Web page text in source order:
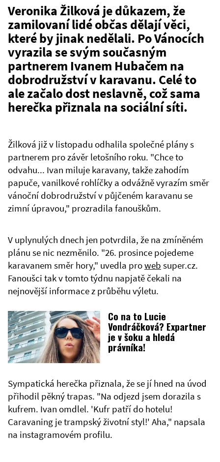
WhatsAppu
Veronika Žilková je důkazem, že
zamilovaní lidé občas dělají věci,
které by jinak nedělali. Po Vánocích
vyrazila se svým současným
partnerem Ivanem Hubačem na
dobrodružství v karavanu. Celé to
ale začalo dost neslavně, což sama
herečka přiznala na sociální síti.
Žilková již v listopadu odhalila společné plány s
partnerem pro závěr letošního roku. "Chce to
odvahu... Ivan miluje karavany, takže zahodím
papuče, vanilkové rohlíčky a odvážně vyrazím směr
vánoční dobrodružství v půjčeném karavanu se
zimní úpravou," prozradila fanouškům.
V uplynulých dnech jen potvrdila, že na zmíněném
plánu se nic nezměnilo. "26. prosince pojedeme
karavanem směr hory," uvedla proweb super.cz.
Fanoušci tak v tomto týdnu napjatě čekali na
nejnovější informace z průběhu výletu.
Co na to Lucie
Vondráčková? Expartner
je v šoku a hledá
právníka!
Sympatická herečka přiznala, že se jí hned na úvod
přihodil pěkný trapas. "Na odjezd jsem dorazila s
kufrem. Ivan omdlel. 'Kufr patří do hotelu!
Caravaning je trampský životní styl!' Aha," napsala
na instagramovém profilu.